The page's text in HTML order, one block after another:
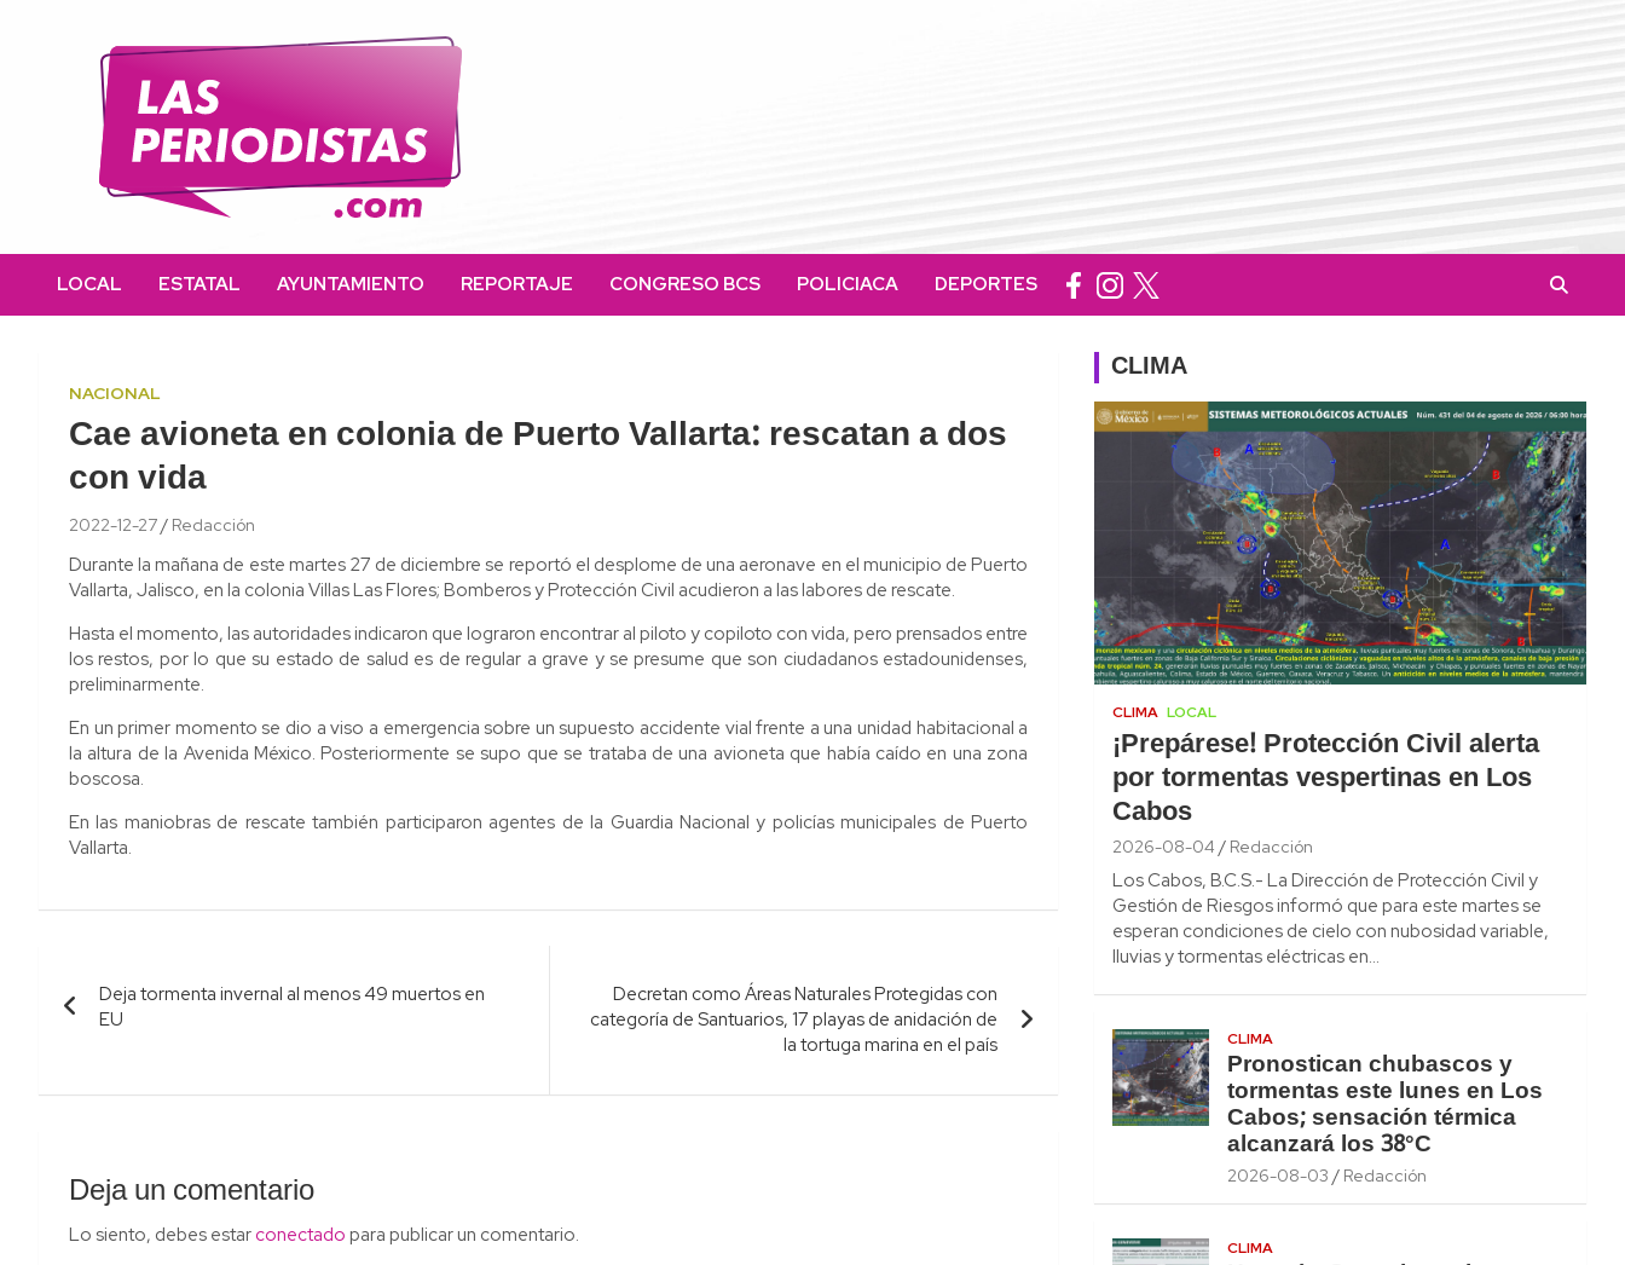
Las Periodistas
informado a la población.
LOCAL
ESTATAL AYUNTAMIENTO REPORTAJE CONGRESO BCS POLICIACA DEPORTES
NACIONAL
Cae avioneta en colonia de Puerto Vallarta: rescatan a dos
con vida
2022-12-27 Redacción
Durante la mañana de este martes 27 de diciembre se reportó el desplome de una aeronave en el municipio de Puerto
Vallarta, Jalisco, en la colonia Villas Las Flores; Bomberos y Protección Civil acudieron a las labores de rescate.
Hasta el momento, las autoridades indicaron que lograron encontrar al piloto y copiloto con vida, pero prensados entre
los restos, por lo que su estado de salud es de regular a grave y se presume que son ciudadanos estadounidenses,
preliminarmente.
En un primer momento se dio a viso a emergencia sobre un supuesto accidente vial frente a una unidad habitacional a
la altura de la Avenida México. Posteriormente se supo que se trataba de una avioneta que había caído en una zona
boscosa.
En las maniobras de rescate también participaron agentes de la Guardia Nacional y policías municipales de Puerto
Vallarta.
Navegación
de
Deja tormenta invernal al menos 49 muertos en
EU
Decretan como Áreas Naturales Protegidas con
categoría de Santuarios, 17 playas de anidación de
la tortuga marina en el país
Deja un comentario
Lo siento, debes estar conectado para publicar un comentario.
CLIMA
CLIMA LOCAL
¡Prepárese! Protección Civil alerta
por tormentas vespertinas en Los
Cabos
2026-08-04 Redacción
Los Cabos, B.C.S.- La Dirección de Protección Civil y
Gestión de Riesgos informó que para este martes se
esperan condiciones de cielo con nubosidad variable,
lluvias y tormentas eléctricas en…
CLIMA
Pronostican chubascos y
tormentas este lunes en Los
Cabos; sensación térmica
alcanzará los 38°C
2026-08-03 Redacción
CLIMA